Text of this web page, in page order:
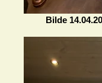
Bilde